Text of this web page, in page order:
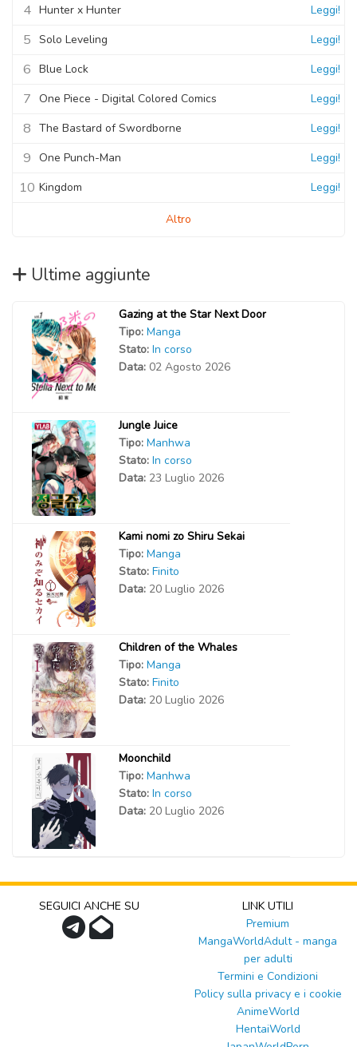
4 Hunter x Hunter Leggi!
5 Solo Leveling Leggi!
6 Blue Lock Leggi!
7 One Piece - Digital Colored Comics Leggi!
8 The Bastard of Swordborne Leggi!
9 One Punch-Man Leggi!
10 Kingdom Leggi!
Altro
Ultime aggiunte
Gazing at the Star Next Door
Tipo: Manga
Stato: In corso
Data: 02 Agosto 2026
Jungle Juice
Tipo: Manhwa
Stato: In corso
Data: 23 Luglio 2026
Kami nomi zo Shiru Sekai
Tipo: Manga
Stato: Finito
Data: 20 Luglio 2026
Children of the Whales
Tipo: Manga
Stato: Finito
Data: 20 Luglio 2026
Moonchild
Tipo: Manhwa
Stato: In corso
Data: 20 Luglio 2026
SEGUICI ANCHE SU
LINK UTILI
Premium
MangaWorldAdult - manga
per adulti
Termini e Condizioni
Policy sulla privacy e i cookie
AnimeWorld
HentaiWorld